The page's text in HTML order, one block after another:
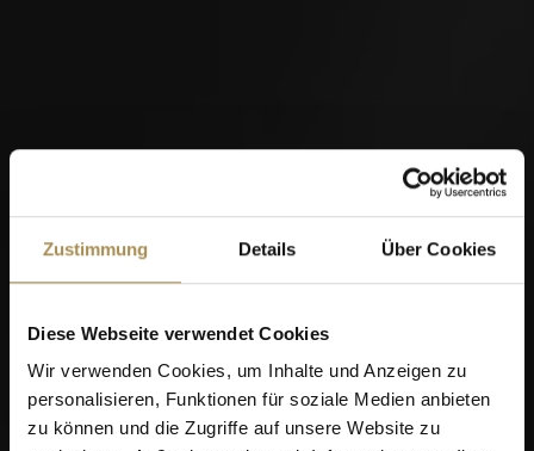
Zustimmung Details Über Cookies
Diese Webseite verwendet Cookies
Wir verwenden Cookies, um Inhalte und Anzeigen zu
personalisieren, Funktionen für soziale Medien anbieten
zu können und die Zugriffe auf unsere Website zu